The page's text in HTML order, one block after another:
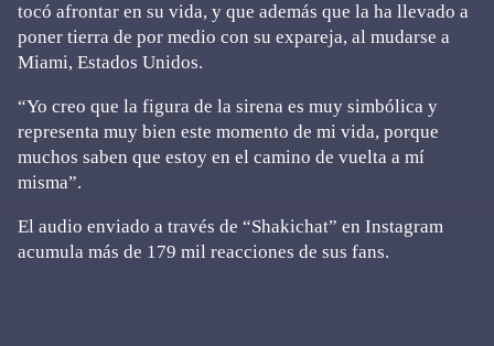
tocó afrontar en su vida, y que además que la ha llevado a
poner tierra de por medio con su expareja, al mudarse a
Miami, Estados Unidos.
“Yo creo que la figura de la sirena es muy simbólica y
representa muy bien este momento de mi vida, porque
muchos saben que estoy en el camino de vuelta a mí
misma”.
El audio enviado a través de “Shakichat” en Instagram
acumula más de 179 mil reacciones de sus fans.